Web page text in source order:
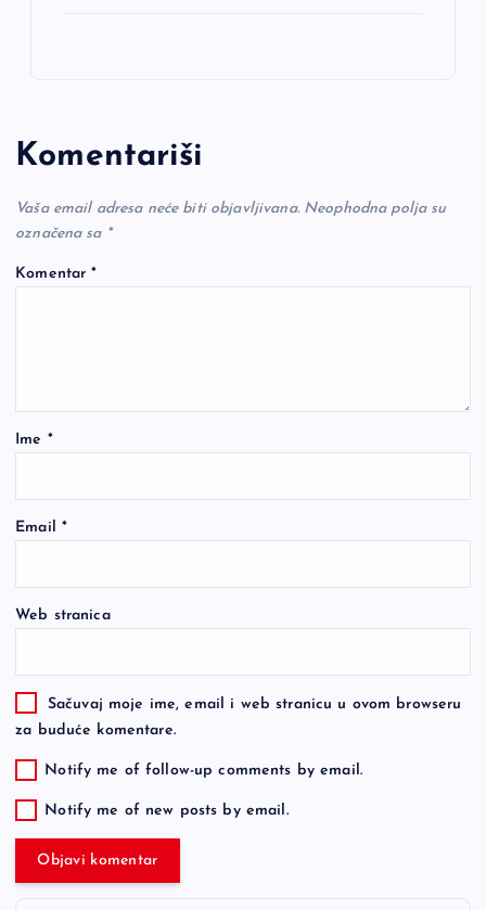
Komentariši
Vaša email adresa neće biti objavljivana. Neophodna polja su
označena sa *
Komentar*
Ime *
Email *
Web stranica
Sačuvaj moje ime, email i web stranicu u ovom browseru
za buduće komentare.
Notify me of follow-up comments by email.
Notify me of new posts by email.